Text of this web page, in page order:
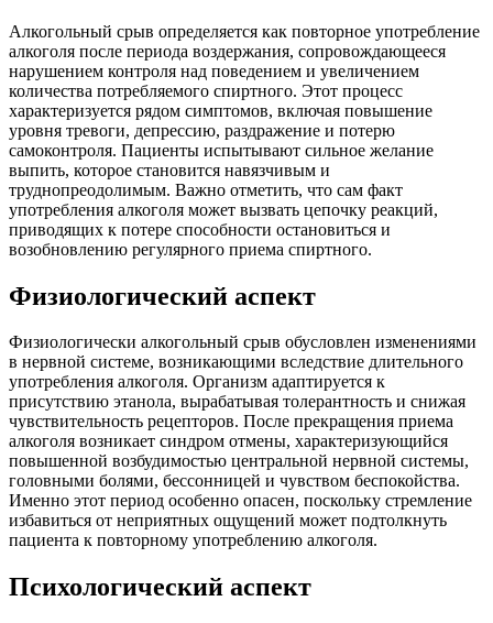
Алкогольный срыв определяется как повторное употребление
алкоголя после периода воздержания, сопровождающееся
нарушением контроля над поведением и увеличением
количества потребляемого спиртного. Этот процесс
характеризуется рядом симптомов, включая повышение
уровня тревоги, депрессию, раздражение и потерю
самоконтроля. Пациенты испытывают сильное желание
выпить, которое становится навязчивым и
труднопреодолимым. Важно отметить, что сам факт
употребления алкоголя может вызвать цепочку реакций,
приводящих к потере способности остановиться и
возобновлению регулярного приема спиртного.
Физиологический аспект
Физиологически алкогольный срыв обусловлен изменениями
в нервной системе, возникающими вследствие длительного
употребления алкоголя. Организм адаптируется к
присутствию этанола, вырабатывая толерантность и снижая
чувствительность рецепторов. После прекращения приема
алкоголя возникает синдром отмены, характеризующийся
повышенной возбудимостью центральной нервной системы,
головными болями, бессонницей и чувством беспокойства.
Именно этот период особенно опасен, поскольку стремление
избавиться от неприятных ощущений может подтолкнуть
пациента к повторному употреблению алкоголя.
Психологический аспект